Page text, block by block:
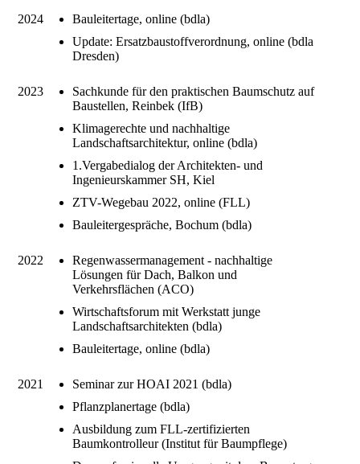
2024
Bauleitertage, online (bdla)
Update: Ersatzbaustoffverordnung, online (bdla
Dresden)
2023
Sachkunde für den praktischen Baumschutz auf
Baustellen, Reinbek (IfB)
Klimagerechte und nachhaltige
Landschaftsarchitektur, online (bdla)
1.Vergabedialog der Architekten- und
Ingenieurskammer SH, Kiel
ZTV-Wegebau 2022, online (FLL)
Bauleitergespräche, Bochum (bdla)
2022
Regenwassermanagement - nachhaltige
Lösungen für Dach, Balkon und
Verkehrsflächen (ACO)
Wirtschaftsforum mit Werkstatt junge
Landschaftsarchitekten (bdla)
Bauleitertage, online (bdla)
2021
Seminar zur HOAI 2021 (bdla)
Pflanzplanertage (bdla)
Ausbildung zum FLL-zertifizierten
Baumkontrolleur (Institut für Baumpflege)